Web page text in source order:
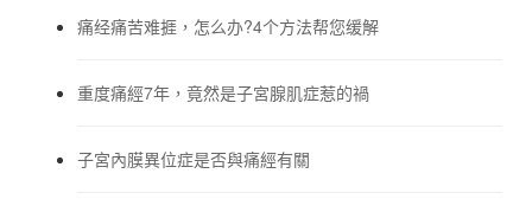
痛经痛苦难捱，怎么办?4个方法帮您缓解
重度痛經7年，竟然是子宮腺肌症惹的禍
子宮內膜異位症是否與痛經有關